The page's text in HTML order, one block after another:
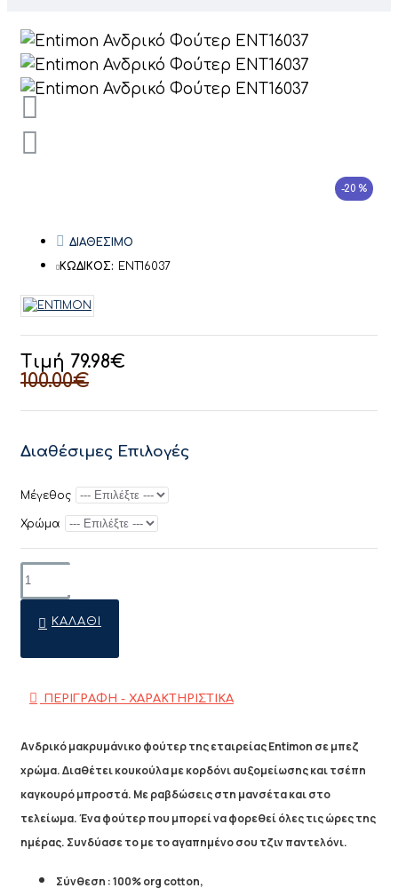
-20 %
Τιμή 79.98€
100.00€
ΔΙΑΘΕΣΙΜΟ
ΚΩΔΙΚΟΣ: ENT16037
Διαθέσιμες Επιλογές
Μέγεθος
Χρώμα
ΚΑΛΆΘΙ
ΠΕΡΙΓΡΑΦΗ - ΧΑΡΑΚΤΗΡΙΣΤΙΚΑ
Ανδρικό μακρυμάνικο φούτερ της εταιρείας Entimon σε μπεζ
χρώμα. Διαθέτει κουκούλα με κορδόνι αυξομείωσης και τσέπη
καγκουρό μπροστά. Με ραβδώσεις στη μανσέτα και στο
τελείωμα. Ένα φούτερ που μπορεί να φορεθεί όλες τις ώρες της
ημέρας. Συνδύασε το με το αγαπημένο σου τζιν παντελόνι.
Σύνθεση : 100% org cotton,